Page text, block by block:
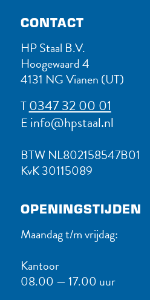
CONTACT
HP Staal B.V.
Hoogewaard 4
4131 NG Vianen (UT)
T0347 32 00 01
E info@hpstaal.nl
BTW NL802158547B01
KvK 30115089
OPENINGSTIJDEN
Maandag t/m vrijdag:
Kantoor
08.00 — 17.00 uur